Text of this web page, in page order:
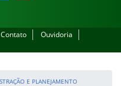
Contato
Ouvidoria
E PLANEJAMENTO